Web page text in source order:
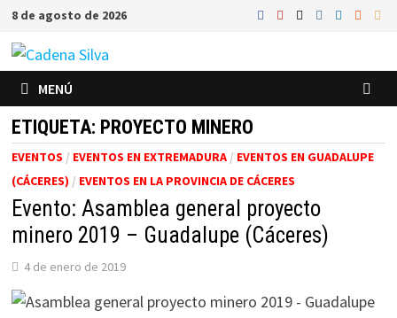
Saltar
contenido
8 de agosto de 2026
MENÚ
ETIQUETA: PROYECTO MINERO
EVENTOS / EVENTOS EN EXTREMADURA/ EVENTOS EN GUADALUPE
(CÁCERES) / EVENTOS EN LA PROVINCIA DE CÁCERES
Evento: Asamblea general proyecto
minero 2019 – Guadalupe (Cáceres)
4 de enero de 2019